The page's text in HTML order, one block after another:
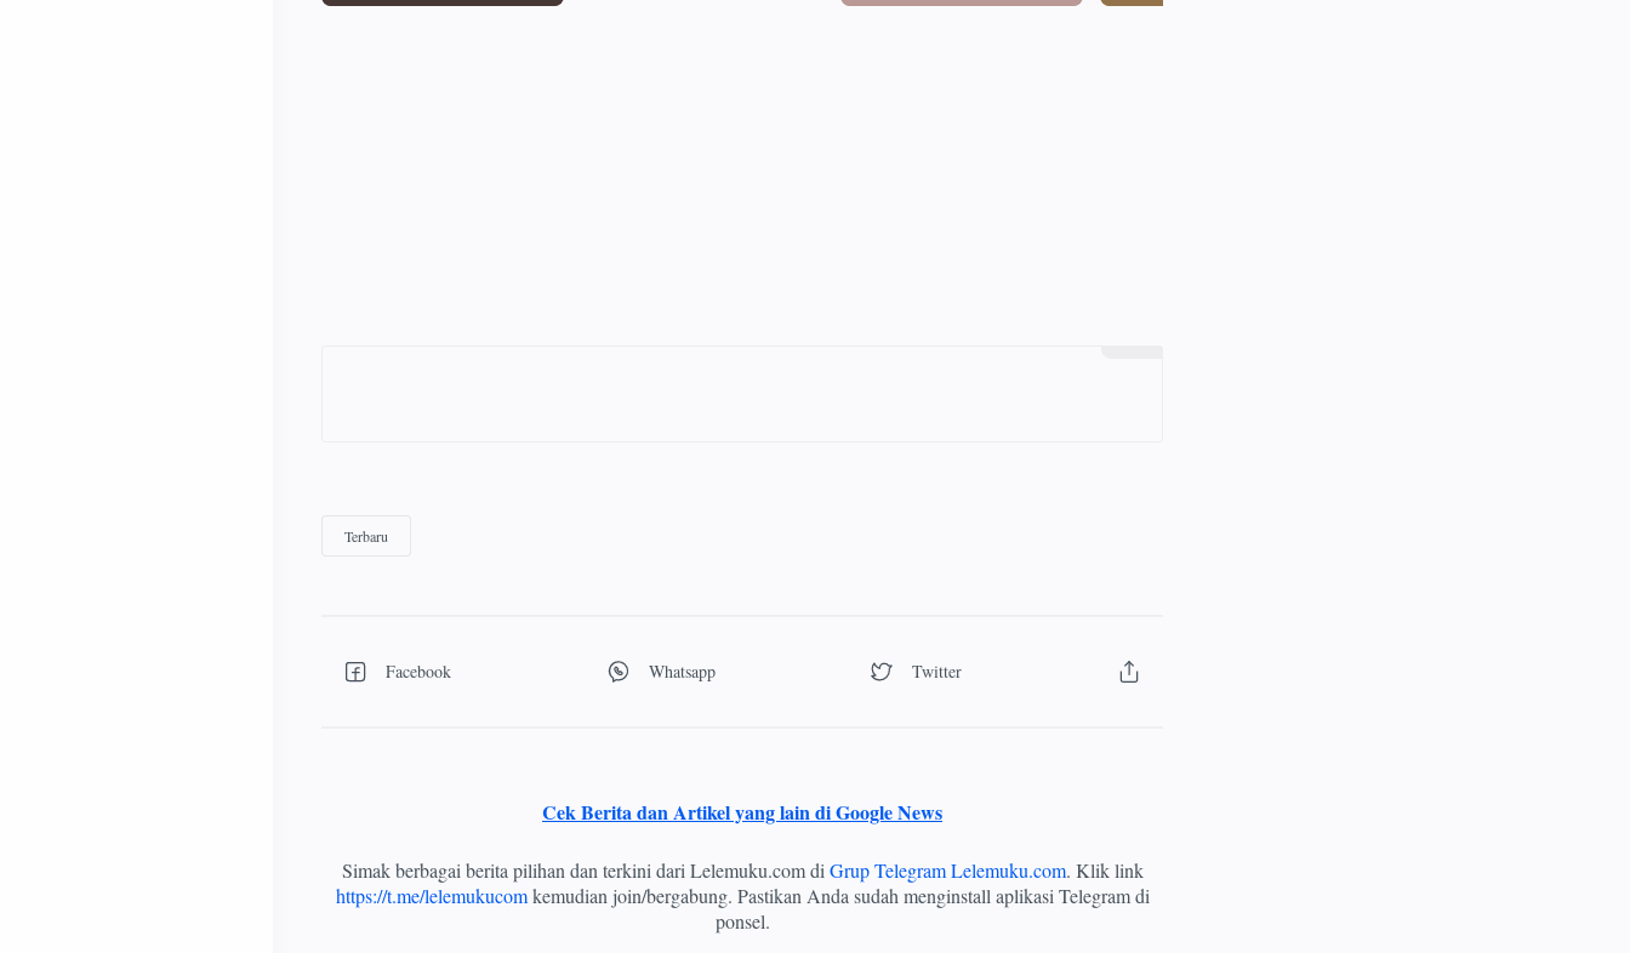
Cek Berita dan Artikel yang lain di Google News
Simak berbagai berita pilihan dan terkini dari Lelemuku.com di Grup Telegram Lelemuku.com. Klik link
https://t.me/lelemukucomkemudian join/bergabung. Pastikan Anda sudah menginstall aplikasi Telegram di
ponsel.